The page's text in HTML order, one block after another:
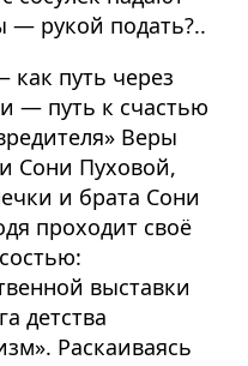
— рукой подать?..
путь через
— путь к счастью
Веры
Сони Пуховой,
и брата Сони
проходит своё
выставки
детства
Раскаиваясь